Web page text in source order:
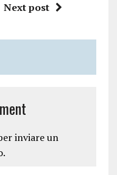
Next post
inviare un